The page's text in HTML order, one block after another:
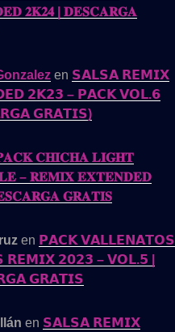
𝟐𝐊𝟐𝟒 | 𝐃𝐄𝐒𝐂𝐀𝐑𝐆𝐀
en 𝗦𝗔𝗟𝗦𝗔 𝗥𝗘𝗠𝗜𝗫
𝟮𝗞𝟮𝟯 – 𝗣𝗔𝗖𝗞 𝗩𝗢𝗟.𝟲
𝗚𝗥𝗔𝗧𝗜𝗦)
𝐂𝐇𝐈𝐂𝐇𝐀 𝐋𝐈𝐆𝐇𝐓
– 𝐑𝐄𝐌𝐈𝐗 𝐄𝐗𝐓𝐄𝐍𝐃𝐄𝐃
𝐆𝐑𝐀𝐓𝐈𝐒
en 𝗣𝗔𝗖𝗞 𝗩𝗔𝗟𝗟𝗘𝗡𝗔𝗧𝗢𝗦
𝗥𝗘𝗠𝗜𝗫 𝟮𝟬𝟮𝟯 – 𝗩𝗢𝗟.𝟱 |
𝗚𝗥𝗔𝗧𝗜𝗦
en 𝗦𝗔𝗟𝗦𝗔 𝗥𝗘𝗠𝗜𝗫